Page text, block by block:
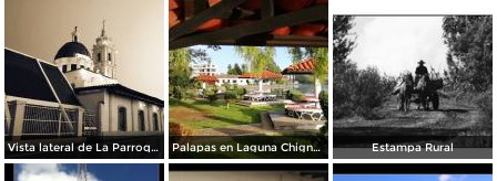
Vista lateral de La Parroquia Palapas en Laguna Chignahuapan Estampa Rural